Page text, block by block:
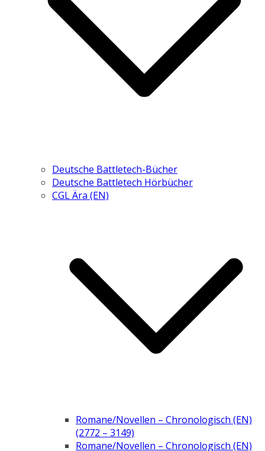
Deutsche Battletech-Bücher
Deutsche Battletech Hörbücher
CGL Ära (EN)
Romane/Novellen – Chronologisch (EN)
(2772 – 3149)
Romane/Novellen – Chronologisch (EN)